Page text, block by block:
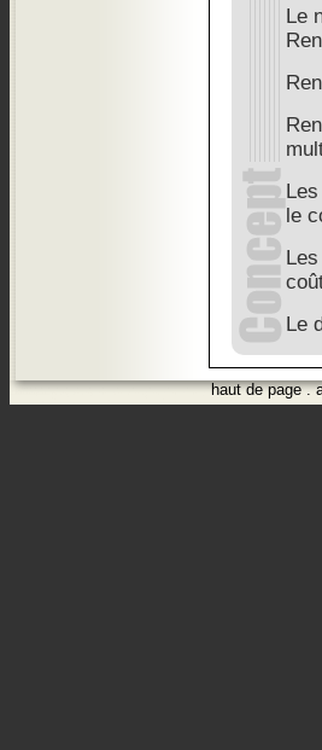
Le
le
Le
haut de page.